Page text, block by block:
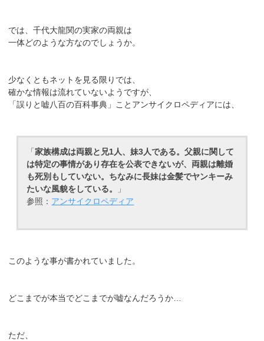
では、千代大龍関の実家の両親は
一体どのような方なのでしょうか。
少なくともネットを見る限りでは、
確かな情報は流れていないようですが、
「誤りと嘘八百の百科事典」ことアンサイクロペディアには、
「家族構成は両親と兄1人、妹3人である。父親に関して
は特定の事情があり存在を公表できないが、両親は離婚
も死別もしていない。ちなみに長妹は金髪でヤンキーみ
たいな風貌をしている。
」
参照： アンサイクロペディア
このような事が書かれていました。
どこまでが本当でどこまでが嘘なんだろうか…
ただ、